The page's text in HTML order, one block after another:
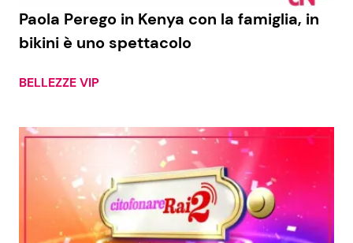
Paola Perego in Kenya con la famiglia, in
bikini è uno spettacolo
BELLEZZE VIP